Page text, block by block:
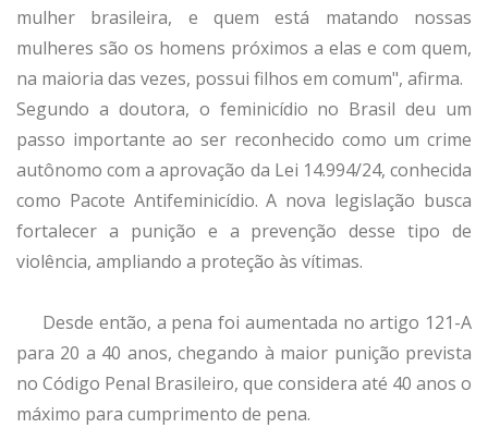
mulher brasileira, e quem está matando nossas
mulheres são os homens próximos a elas e com quem,
na maioria das vezes, possui filhos em comum", afirma.
Segundo a doutora, o feminicídio no Brasil deu um
passo importante ao ser reconhecido como um crime
autônomo com a aprovação da Lei 14.994/24, conhecida
como Pacote Antifeminicídio. A nova legislação busca
fortalecer a punição e a prevenção desse tipo de
violência, ampliando a proteção às vítimas.
Desde então, a pena foi aumentada no artigo 121-A
para 20 a 40 anos, chegando à maior punição prevista
no Código Penal Brasileiro, que considera até 40 anos o
máximo para cumprimento de pena.